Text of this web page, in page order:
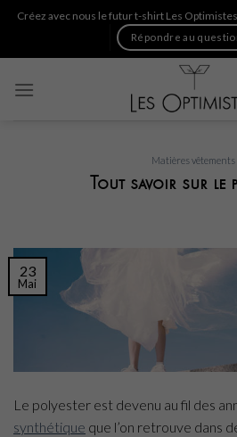
Skip
content
Créez avec nous le futur t-shirt Les
Répondre au
Matières vêtements
Tout savoir sur le
23
Mai
Le polyester est devenu au fil des
synthétique que l’on retrouve dans